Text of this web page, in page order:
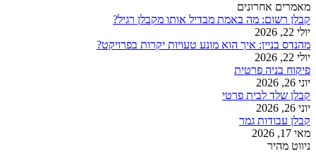
מאמרים אחרונים
קבלן רשום: מה באמת מבדיל אותו מקבלן רגיל?
יולי 22, 2026
מהנדס בניין: איך הוא מונע טעויות יקרות בפרויקט?
יולי 22, 2026
פיקוח בניה פרטית
יוני 26, 2026
קבלן שלד לבית פרטי
יוני 26, 2026
קבלן עבודות גמר
מאי 17, 2026
ניווט מהיר